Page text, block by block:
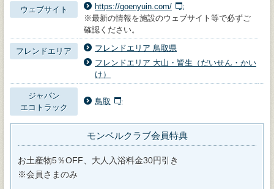
ウェブサイト
https://goenyuin.com/
※最新の情報を施設のウェブサイト等で必ずご
確認ください。
フレンドエリア
フレンドエリア 鳥取県
フレンドエリア 大山・皆生（だいせん・かい
け）
ジャパン
エコトラック
鳥取
モンベルクラブ会員特典
お土産物5％OFF、大人入浴料金30円引き
※会員さまのみ